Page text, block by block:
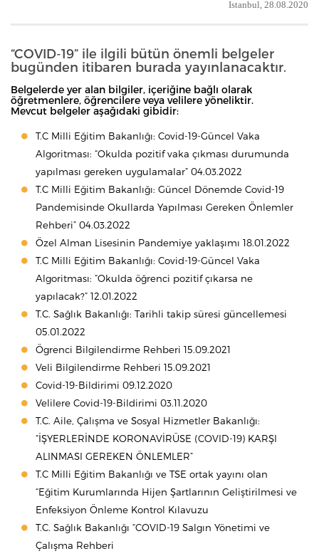
Istanbul, 28.08.2020
“COVID-19” ile ilgili bütün önemli belgeler
bugünden itibaren burada yayınlanacaktır.
Belgelerde yer alan bilgiler, içeriğine bağlı olarak
öğretmenlere, öğrencilere veya velilere yöneliktir.
Mevcut belgeler aşağıdaki gibidir:
T.C Milli Eğitim Bakanlığı: Covid-19-Güncel Vaka
Algoritması: “Okulda pozitif vaka çıkması durumunda
yapılması gereken uygulamalar” 04.03.2022
T.C Milli Eğitim Bakanlığı: Güncel Dönemde Covid-19
Pandemisinde Okullarda Yapılması Gereken Önlemler
Rehberi” 04.03.2022
Özel Alman Lisesinin Pandemiye yaklaşımı 18.01.2022
T.C Milli Eğitim Bakanlığı: Covid-19-Güncel Vaka
Algoritması: “Okulda öğrenci pozitif çıkarsa ne
yapılacak?” 12.01.2022
T.C. Sağlık Bakanlığı: Tarihli takip süresi güncellemesi
05.01.2022
Ögrenci Bilgilendirme Rehberi 15.09.2021
Veli Bilgilendirme Rehberi 15.09.2021
Covid-19-Bildirimi 09.12.2020
Velilere Covid-19-Bildirimi 03.11.2020
T.C. Aile, Çalışma ve Sosyal Hizmetler Bakanlığı:
“İŞYERLERİNDE KORONAVİRÜSE (COVID-19) KARŞI
ALINMASI GEREKEN ÖNLEMLER”
T.C Milli Eğitim Bakanlığı ve TSE ortak yayını olan
“Eğitim Kurumlarında Hijen Şartlarının Geliştirilmesi ve
Enfeksiyon Önleme Kontrol Kılavuzu
T.C. Sağlık Bakanlığı “COVID-19 Salgın Yönetimi ve
Çalışma Rehberi